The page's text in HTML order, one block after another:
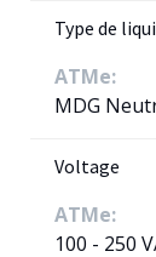
Type de
ATMe:
MDG
Voltage
ATMe:
100 - 250